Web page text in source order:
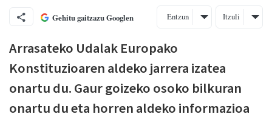
Gehitu gaitzazu Googlen Entzun Itzuli
Arrasateko Udalak Europako
Konstituzioaren aldeko jarrera izatea
onartu du. Gaur goizeko osoko bilkuran
onartu du eta horren aldeko informazioa